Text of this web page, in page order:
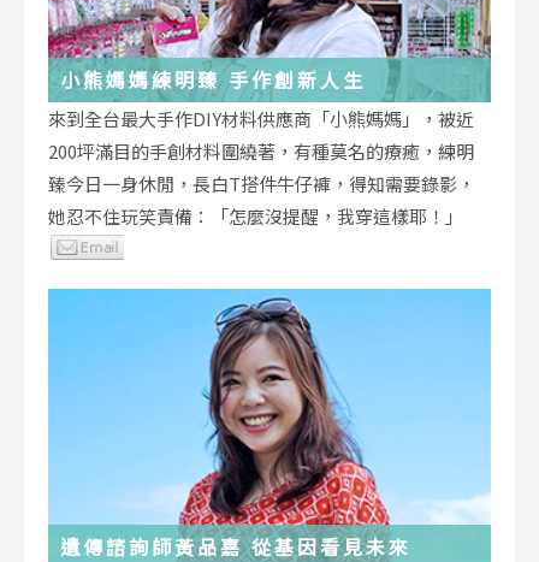
小熊媽媽練明臻 手作創新人生
來到全台最大手作DIY材料供應商「小熊媽媽」，被近
200坪滿目的手創材料圍繞著，有種莫名的療癒，練明
臻今日一身休閒，長白T搭件牛仔褲，得知需要錄影，
她忍不住玩笑責備：「怎麼沒提醒，我穿這樣耶！」
遺傳諮詢師黃品嘉 從基因看見未來